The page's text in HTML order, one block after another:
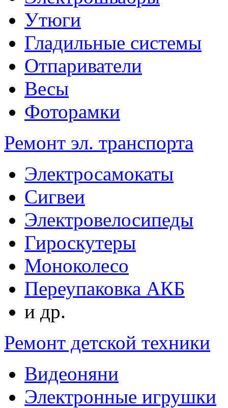
Утюги
Гладильные системы
Отпариватели
Весы
Фоторамки
Ремонт эл. транспорта
Электросамокаты
Сигвеи
Электровелосипеды
Гироскутеры
Моноколесо
Переупаковка АКБ
и др.
Ремонт детской техники
Видеоняни
Электронные игрушки